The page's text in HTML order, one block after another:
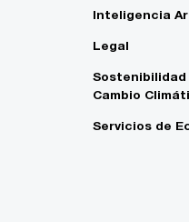
Inteligencia
Legal
Sostenibilidad
Cambio
Servicios de